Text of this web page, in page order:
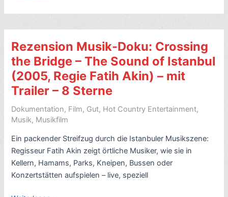
Videos
aus
Thailand:
Gute-
Laune-
Macher
Rezension Musik-Doku: Crossing
the Bridge – The Sound of Istanbul
(2005, Regie Fatih Akin) – mit
Trailer – 8 Sterne
Dokumentation, Film, Gut, Hot Country Entertainment,
Musik, Musikfilm
Ein packender Streifzug durch die Istanbuler Musikszene:
Regisseur Fatih Akin zeigt örtliche Musiker, wie sie in
Kellern, Hamams, Parks, Kneipen, Bussen oder
Konzertstätten aufspielen – live, speziell